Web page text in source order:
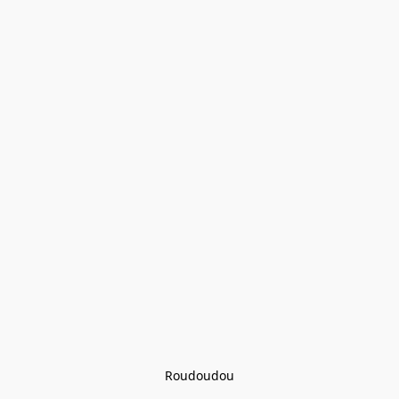
Roudoudou